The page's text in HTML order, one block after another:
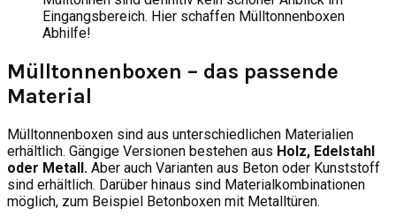
Eingangsbereich. Hier schaffen Mülltonnenboxen
Abhilfe!
Mülltonnenboxen – das passende
Material
Mülltonnenboxen sind aus unterschiedlichen Materialien
erhältlich. Gängige Versionen bestehen aus Holz, Edelstahl
oder Metall. Aber auch Varianten aus Beton oder Kunststoff
sind erhältlich. Darüber hinaus sind Materialkombinationen
möglich, zum Beispiel Betonboxen mit Metalltüren.